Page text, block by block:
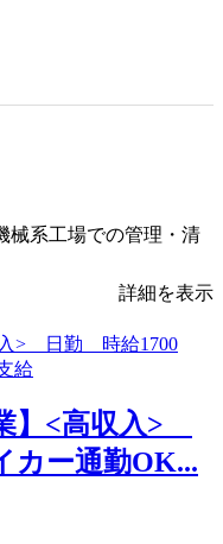
系工場での管理・清
詳細を表示
】<高収入>
ー通勤OK...